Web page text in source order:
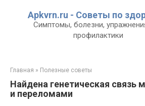
Apkvrn.ru - Советы по
Симптомы, болезни,
профилактики
Главная » Полезные советы
Найдена генетическая связь
и переломами